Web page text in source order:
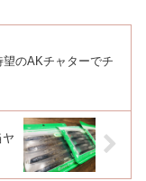
望のAKチャターでチ
ヤ